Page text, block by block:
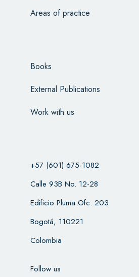
Areas of practice
Books
External Publications
Work with us
+57 (601) 675-1082
Calle 93B No. 12-28
Edificio Pluma Ofc. 203
Bogotá, 110221
Colombia
Follow us